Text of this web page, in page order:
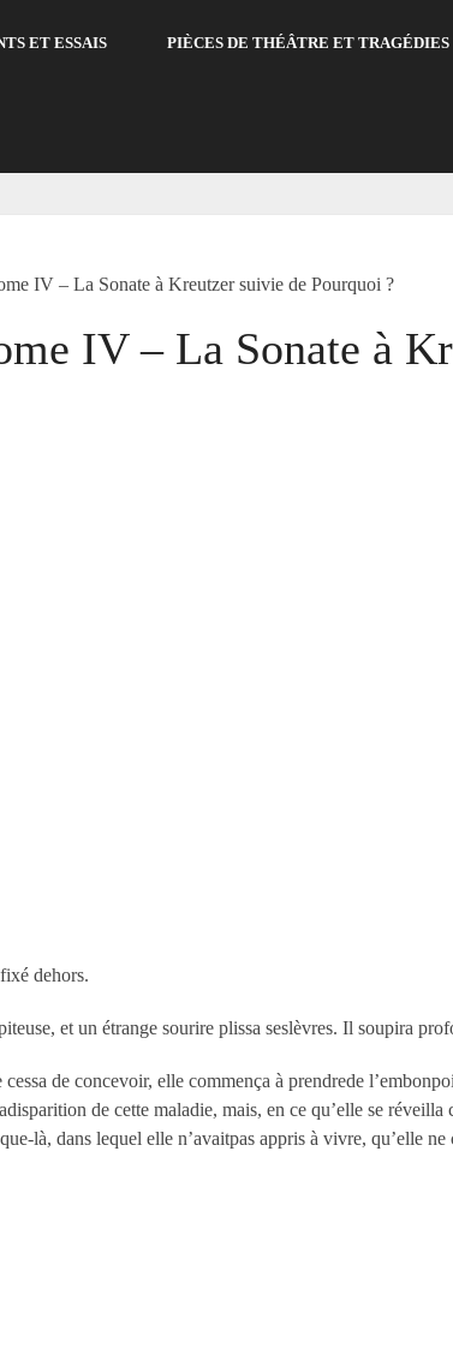
ET ESSAIS PIÈCES DE THÉÂTRE ET TRAGÉDIES
IV – La Sonate à Kreutzer suivie de Pourquoi ?
IV – La Sonate à
dehors.
et un étrange sourire plissa seslèvres. Il soupira
de concevoir, elle commença à prendrede
de cette maladie, mais, en ce qu’elle se
là, dans lequel elle n’avaitpas appris à vivre, qu’elle ne